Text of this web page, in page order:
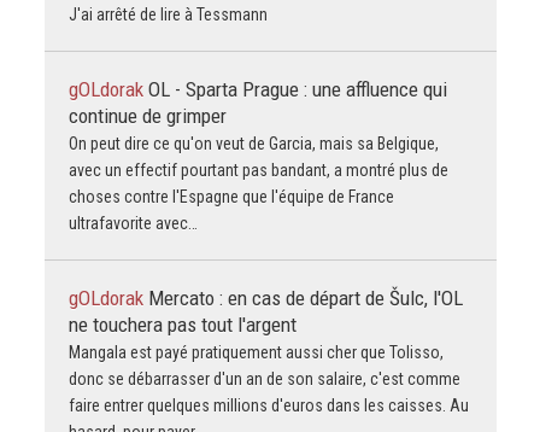
J'ai arrêté de lire à Tessmann
gOLdorak OL - Sparta Prague : une affluence qui
continue de grimper
On peut dire ce qu'on veut de Garcia, mais sa Belgique,
avec un effectif pourtant pas bandant, a montré plus de
choses contre l'Espagne que l'équipe de France
ultrafavorite avec…
gOLdorak Mercato : en cas de départ de Šulc, l'OL
ne touchera pas tout l'argent
Mangala est payé pratiquement aussi cher que Tolisso,
donc se débarrasser d'un an de son salaire, c'est comme
faire entrer quelques millions d'euros dans les caisses. Au